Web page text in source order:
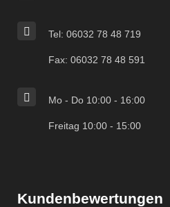
Tel: 06032 78 48 719
Fax: 06032 78 48 591
Mo - Do 10:00 - 16:00
Freitag 10:00 - 15:00
Kundenbewertungen